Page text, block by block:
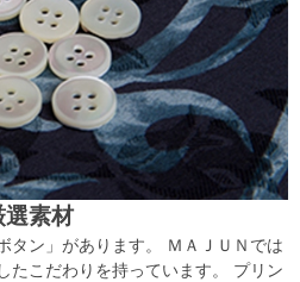
選素材
タン」があります。 ＭＡＪＵＮでは
たこだわりを持っています。 プリン